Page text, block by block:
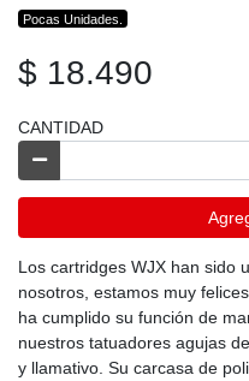
Pocas Unidades.
$ 18.490
CANTIDAD
Los cartridges WJX han sido
nosotros, estamos muy
ha cumplido su función de
nuestros tatuadores agujas
y llamativo. Su carcasa de